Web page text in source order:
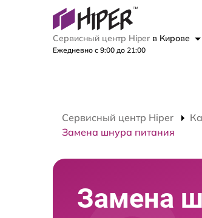
Сервисный центр Hiper в Кирове
Ежедневно с 9:00 до 21:00
Сервисный центр Hiper
Замена шнура питания
Замена